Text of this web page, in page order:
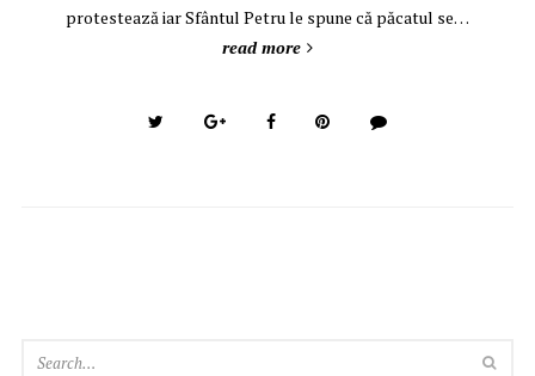
protestează iar Sfântul Petru le spune că păcatul se…
read more